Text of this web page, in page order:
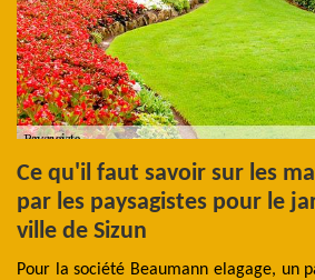
Ce qu'il faut savoir sur les
par les paysagistes pour le
ville de Sizun
Pour la société Beaumann elagage, un